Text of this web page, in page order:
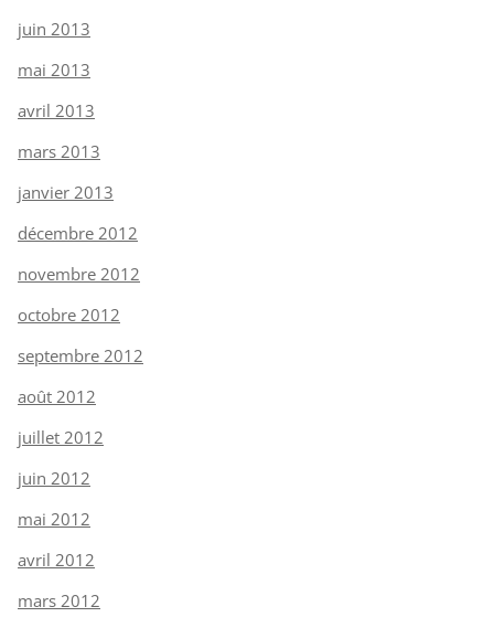
juin 2013
mai 2013
avril 2013
mars 2013
janvier 2013
décembre 2012
novembre 2012
octobre 2012
septembre 2012
août 2012
juillet 2012
juin 2012
mai 2012
avril 2012
mars 2012